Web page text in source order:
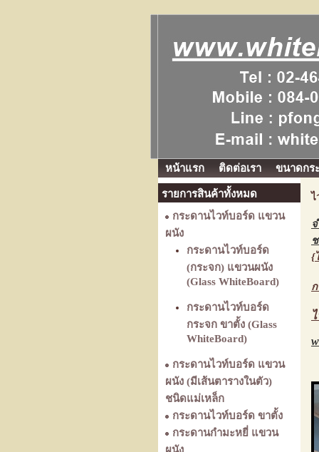
หน้าแรก ติดต่อเรา ขนาดกร
รายการสินค้าทั้งหมด
กระดานไวท์บอร์ด แขวน
ผนัง
กระดานไวท์บอร์ด
(กระจก) แขวนผนัง
(Glass WhiteBoard)
กระดานไวท์บอร์ด
กระจก ขาตั้ง (Glass
WhiteBoard)
กระดานไวท์บอร์ด แขวน
ผนัง (มีเส้นตารางในตัว)
ชนิดแม่เหล็ก
กระดานไวท์บอร์ด ขาตั้ง
กระดานกำมะหยี่ แขวน
ไ
{